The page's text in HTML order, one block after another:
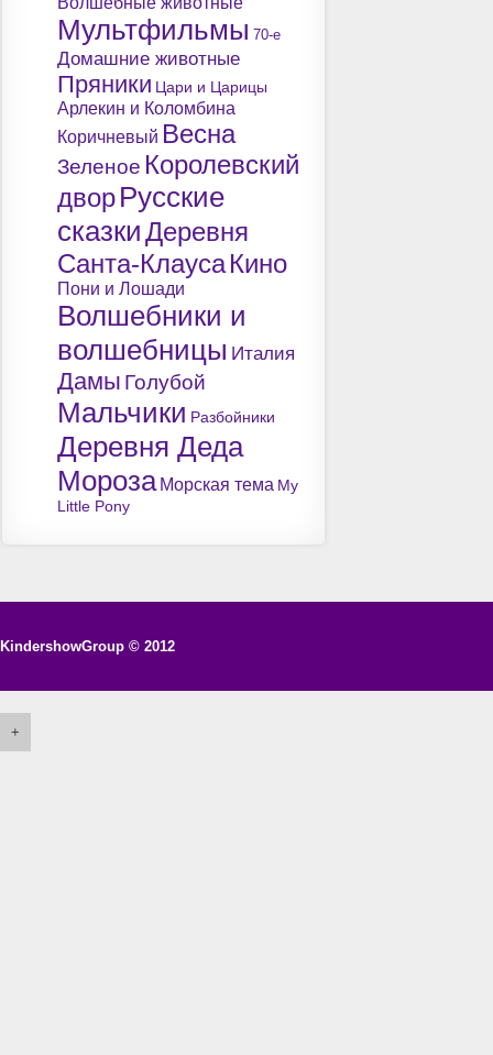
Мультфильмы 70-е
Домашние животные
Пряники Цари и Царицы
Арлекин и Коломбина
Коричневый Весна
Зеленое Королевский
дворРусские
сказкиДеревня
Санта-КлаусаКино
Пони и Лошади
Волшебники и
волшебницы Италия
Дамы Голубой
Мальчики Разбойники
Деревня Деда
Мороза Морская тема My
Little Pony
KindershowGroup © 2012
+